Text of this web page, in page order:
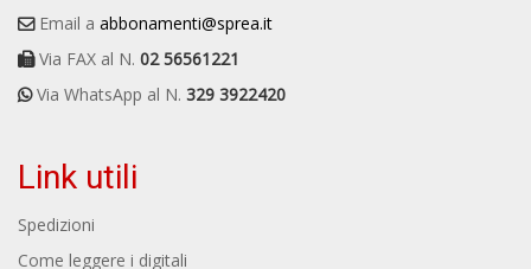
Email a abbonamenti@sprea.it
Via FAX al N. 02 56561221
Via WhatsApp al N. 329 3922420
Link utili
Spedizioni
Come leggere i digitali